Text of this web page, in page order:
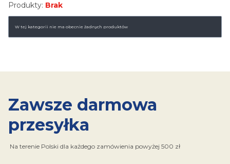
Produkty: Brak
Lista produktów
W tej kategorii nie ma obecnie żadnych produktów
Zawsze darmowa
przesyłka
Na terenie Polski dla każdego zamówienia powyżej 500 zł